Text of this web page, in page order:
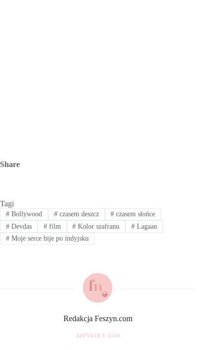
Share
Tagi
#Bollywood #czasem deszcz # czasem słońce
#Devdas #film # Kolor szafranu # Lagaan
#Moje serce bije po indyjsku
Redakcja Feszyn.com
ARTYKUŁY: 6249